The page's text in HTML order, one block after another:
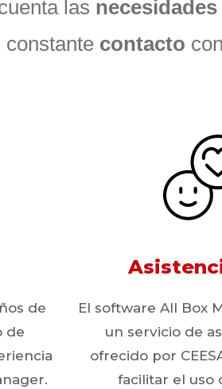
las necesidades
constante contacto
de
de
El software All Box
un servicio de
ofrecido por
facilitar el uso